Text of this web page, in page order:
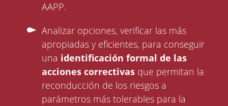
AAPP.
Analizar opciones, verificar las más
apropiadas y eficientes, para conseguir
una identificación formal de las
acciones correctivas que permitan la
reconducción de los riesgos a
parámetros más tolerables para la